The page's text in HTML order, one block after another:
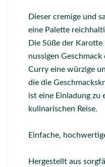
Dieser cremige und
eine Palette
Die Süße der
nussigen
Curry eine würzige
die die
ist eine Einladung zu
kulinarischen Reise.
Einfache,
Hergestellt aus